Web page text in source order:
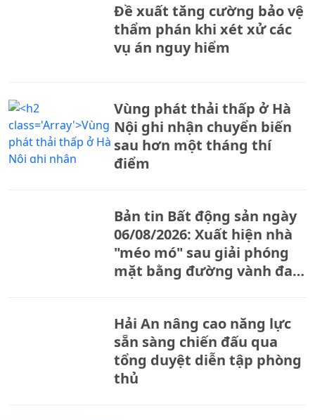
Đề xuất tăng cường bảo vệ
thẩm phán khi xét xử các
vụ án nguy hiểm
Vùng phát thải thấp ở Hà
Nội ghi nhận chuyển biến
sau hơn một tháng thí
điểm
Bản tin Bất động sản ngày
06/08/2026: Xuất hiện nhà
"méo mó" sau giải phóng
mặt bằng đường vành đai
Hải An nâng cao năng lực
sẵn sàng chiến đấu qua
tổng duyệt diễn tập phòng
thủ